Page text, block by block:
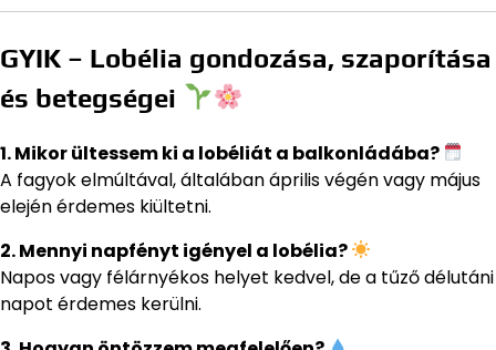
GYIK – Lobélia gondozása, szaporítása
és betegségei
1. Mikor ültessem ki a lobéliát a balkonládába?
A fagyok elmúltával, általában április végén vagy május
elején érdemes kiültetni.
2. Mennyi napfényt igényel a lobélia?
Napos vagy félárnyékos helyet kedvel, de a tűző délutáni
napot érdemes kerülni.